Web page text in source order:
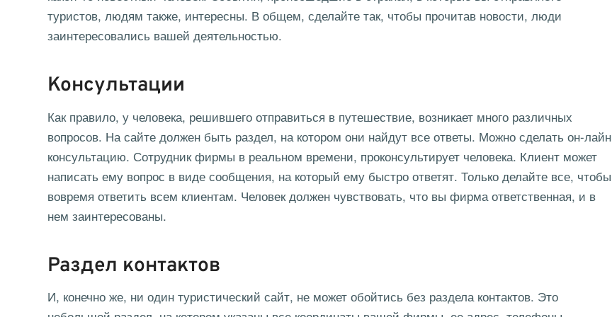
туристов, людям также, интересны. В общем, сделайте так, чтобы прочитав новости, люди
заинтересовались вашей деятельностью.
Консультации
Как правило, у человека, решившего отправиться в путешествие, возникает много различных
вопросов. На сайте должен быть раздел, на котором они найдут все ответы. Можно сделать он-лайн
консультацию. Сотрудник фирмы в реальном времени, проконсультирует человека. Клиент может
написать ему вопрос в виде сообщения, на который ему быстро ответят. Только делайте все, чтобы
вовремя ответить всем клиентам. Человек должен чувствовать, что вы фирма ответственная, и в
нем заинтересованы.
Раздел контактов
И, конечно же, ни один туристический сайт, не может обойтись без раздела контактов. Это